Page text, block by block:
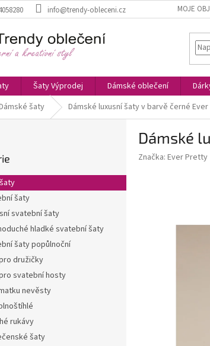
info@trendy-obleceni.cz MOJE
Šaty Výprodej Dámské oblečení
šaty Dámské luxusní šaty v barvě černé
šaty
svatební šaty
hladké svatební šaty
šaty popůlnoční
družičky
svatební hosty
nevěsty
rukávy
šaty
Dámské
Značka: Ever Pretty